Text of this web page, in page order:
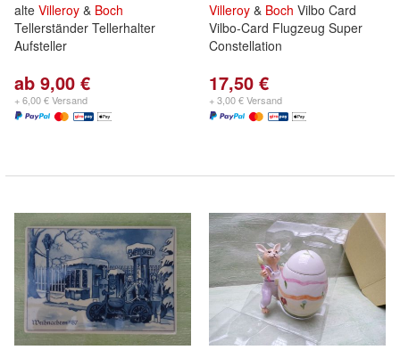
alte Villeroy & Boch
Tellerständer Tellerhalter
Aufsteller
ab 9,00 €
+ 6,00 € Versand
Villeroy & Boch Vilbo Card
Vilbo-Card Flugzeug Super
Constellation
17,50 €
+ 3,00 € Versand